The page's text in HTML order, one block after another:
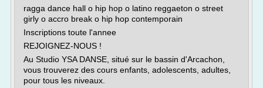
ragga dance hall o hip hop o latino reggaeton o street
girly o accro break o hip hop contemporain
Inscriptions toute l'annee
REJOIGNEZ-NOUS !
Au Studio YSA DANSE, situé sur le bassin d'Arcachon,
vous trouverez des cours enfants, adolescents, adultes,
pour tous les niveaux.